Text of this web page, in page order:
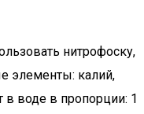
нитрофоску,
элементы: калий,
в воде в пропорции: 1